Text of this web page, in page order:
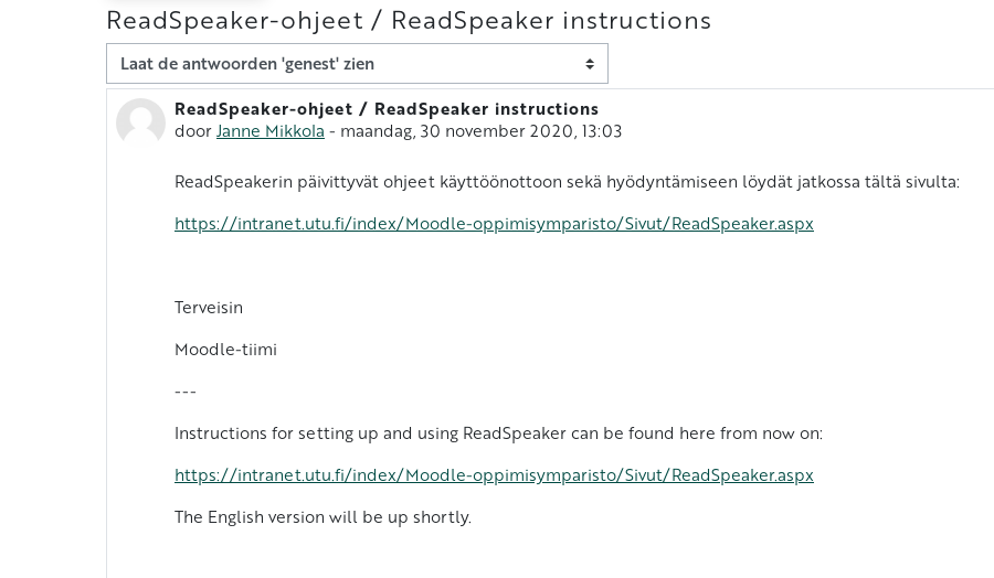
ReadSpeaker-ohjeet / ReadSpeaker instructions
Toon modus
ReadSpeaker-ohjeet / ReadSpeaker instructions
doorJanne Mikkola - maandag, 30 november 2020, 13:03
Aantal antwoorden: 0
ReadSpeakerin päivittyvät ohjeet käyttöönottoon sekä hyödyntämiseen löydät jatkossa tältä sivulta:
https://intranet.utu.fi/index/Moodle-oppimisymparisto/Sivut/ReadSpeaker.aspx
Terveisin
Moodle-tiimi
---
Instructions for setting up and using ReadSpeaker can be found here from now on:
https://intranet.utu.fi/index/Moodle-oppimisymparisto/Sivut/ReadSpeaker.aspx
The English version will be up shortly.